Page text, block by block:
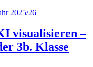
2025/26
visualisieren –
3b. Klasse